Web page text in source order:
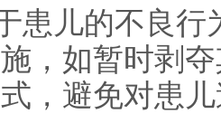
患儿的不良
，如暂时剥
，避免对患